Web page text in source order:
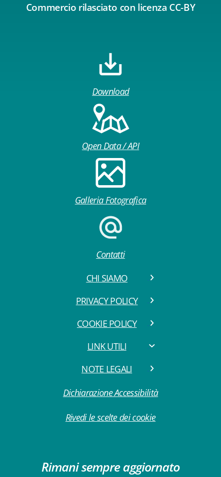
Commercio rilasciato con licenza CC-BY
Download
Open Data / API
Galleria Fotografica
Contatti
CHI SIAMO
PRIVACY POLICY
COOKIE POLICY
LINK UTILI
NOTE LEGALI
Dichiarazione Accessibilità
Rivedi le scelte dei cookie
Rimani sempre aggiornato